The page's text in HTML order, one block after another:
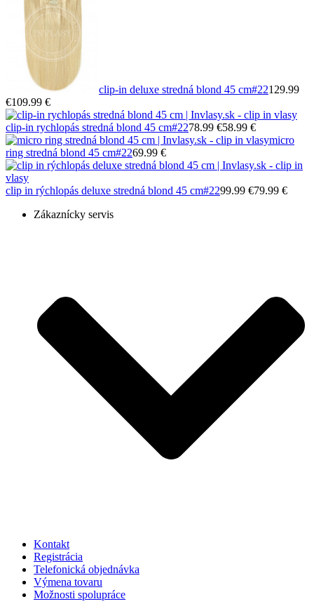
clip-in deluxe stredná blond 45 cm#22129.99
€109.99 €
clip-in rychlopás stredná blond 45 cm#2278.99 €58.99 €
micro
ring stredná blond 45 cm#2269.99 €
clip in rýchlopás deluxe stredná blond 45 cm#2299.99 €79.99 €
Zákaznícky servis
Kontakt
Registrácia
Telefonická objednávka
Výmena tovaru
Možnosti spolupráce